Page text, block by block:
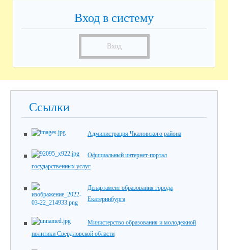
Вход в систему
Вход
Ссылки
Администрация Чкаловского района
Официальный интернет-портал
государственных услуг
Департамент образования города
Екатеринбурга
Министерство образования и молодежной
политики Свердловской области